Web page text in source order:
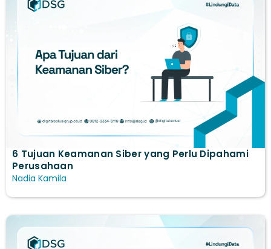
6 Tujuan Keamanan Siber yang Perlu Dipahami
Perusahaan
Nadia Kamila